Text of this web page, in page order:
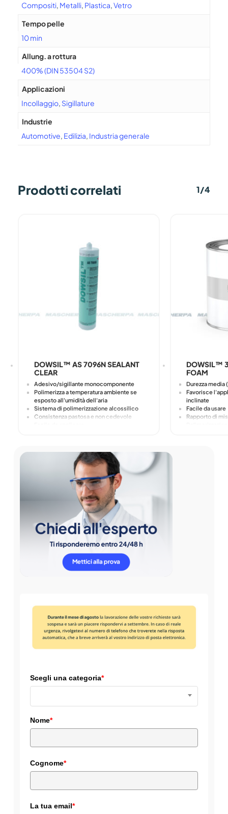
Compositi, Metalli, Plastica,Vetro
Tempo pelle
10 min
Allung. a rottura
400% (DIN 53504 S2)
Applicazioni
Incollaggio, Sigillature
Industrie
Automotive, Edilizia, Industria generale
Prodotti correlati 1/4
DOWSIL™ AS 7096N SEALANT
CLEAR
Adesivo/sigillante monocomponente
Polimerizza a temperatura ambiente se
esposto all'umidità dell'aria
Sistema di polimerizzazione alcossilico
Consistenza pastosa e non cedevole
Stabile e flessibile da -50°C a +150°C
DOWSIL™
FOAM
Durezza media
Favorisce
inclinate
Facile da usare
Rapporto di
Scegli una categoria*
Nome*
Cognome*
La tua email*